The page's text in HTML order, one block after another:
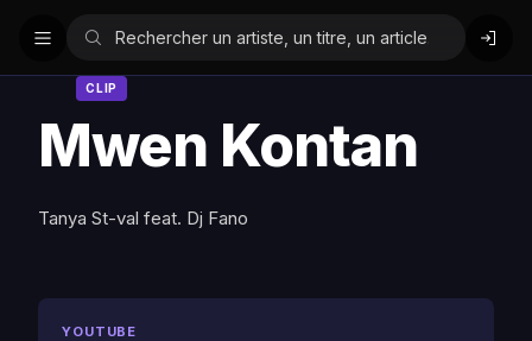
CLIP
Mwen Kontan
Tanya St-val feat. Dj Fano
YOUTUBE